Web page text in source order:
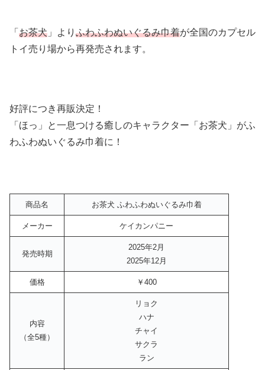
「 お茶犬 」より ふわふわぬいぐるみ巾着が全国のカプセル
トイ売り場から再発売されます。
好評につき再販決定！
「ほっ」と一息つける癒しのキャラクター「お茶犬」がふ
わふわぬいぐるみ巾着に！
商品名 お茶犬 ふわふわぬいぐるみ巾着
メーカー ケイカンパニー
発売時期
2025年2月
2025年12月
価格 ￥400
内容
（全5種）
リョク
ハナ
チャイ
サクラ
ラン